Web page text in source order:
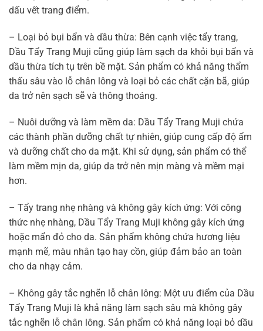
dấu vết trang điểm.
– Loại bỏ bụi bẩn và dầu thừa: Bên cạnh việc tẩy trang,
Dầu Tẩy Trang Muji cũng giúp làm sạch da khỏi bụi bẩn và
dầu thừa tích tụ trên bề mặt. Sản phẩm có khả năng thẩm
thấu sâu vào lỗ chân lông và loại bỏ các chất cặn bã, giúp
da trở nên sạch sẽ và thông thoáng.
– Nuôi dưỡng và làm mềm da: Dầu Tẩy Trang Muji chứa
các thành phần dưỡng chất tự nhiên, giúp cung cấp độ ẩm
và dưỡng chất cho da mặt. Khi sử dụng, sản phẩm có thể
làm mềm mịn da, giúp da trở nên mịn màng và mềm mại
hơn.
– Tẩy trang nhẹ nhàng và không gây kích ứng: Với công
thức nhẹ nhàng, Dầu Tẩy Trang Muji không gây kích ứng
hoặc mẩn đỏ cho da. Sản phẩm không chứa hương liệu
mạnh mẽ, màu nhân tạo hay cồn, giúp đảm bảo an toàn
cho da nhạy cảm.
– Không gây tắc nghẽn lỗ chân lông: Một ưu điểm của Dầu
Tẩy Trang Muji là khả năng làm sạch sâu mà không gây
tắc nghẽn lỗ chân lông. Sản phẩm có khả năng loại bỏ dầu